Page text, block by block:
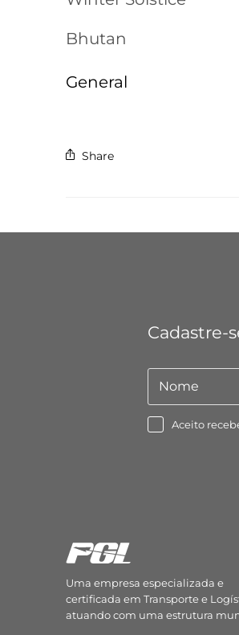
Bhutan
General
Share
Cadastre-
Nome
Nome
Aceito
Uma empresa especializada e
certificada em Transporte e
atuando com uma estrutura